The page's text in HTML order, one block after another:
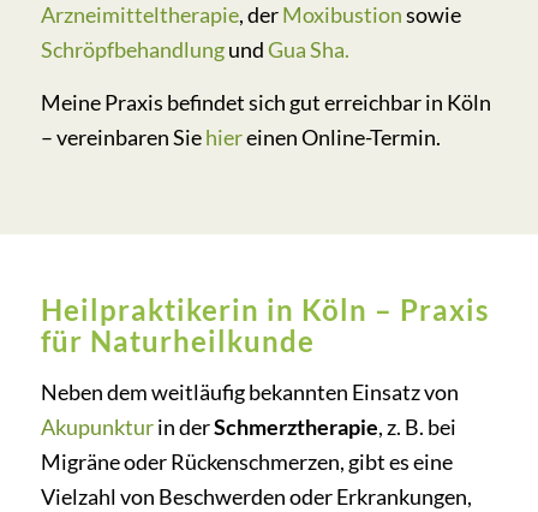
Arzneimitteltherapie, derMoxibustionsowie
SchröpfbehandlungundGua Sha.
Meine Praxis befindet sich gut erreichbar in Köln
– vereinbaren Siehiereinen Online-Termin.
Heilpraktikerin in Köln – Praxis
für Naturheilkunde
Neben dem weitläufig bekannten Einsatz von
Akupunkturin derSchmerztherapie, z. B. bei
Migräne oder Rückenschmerzen, gibt es eine
Vielzahl von Beschwerden oder Erkrankungen,